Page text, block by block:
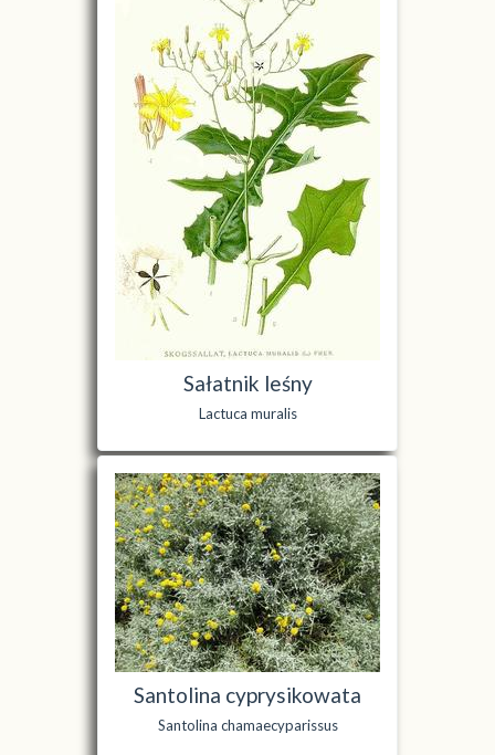
Sałatnik leśny
Lactuca muralis
Santolina cyprysikowata
Santolina chamaecyparissus